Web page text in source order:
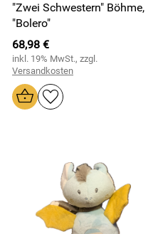
"Zwei Schwestern" Böhme,
"Bolero"
68,98 €
inkl. 19% MwSt., zzgl.
Versandkosten